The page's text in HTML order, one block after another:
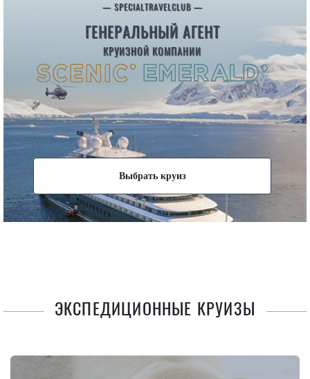
— SPECIALTRAVELCLUB —
ГЕНЕРАЛЬНЫЙ АГЕНТ
КРУИЗНОЙ КОМПАНИИ
Выбрать круиз
ЭКСПЕДИЦИОННЫЕ КРУИЗЫ